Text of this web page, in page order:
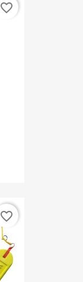
favorite_border
favorite_border